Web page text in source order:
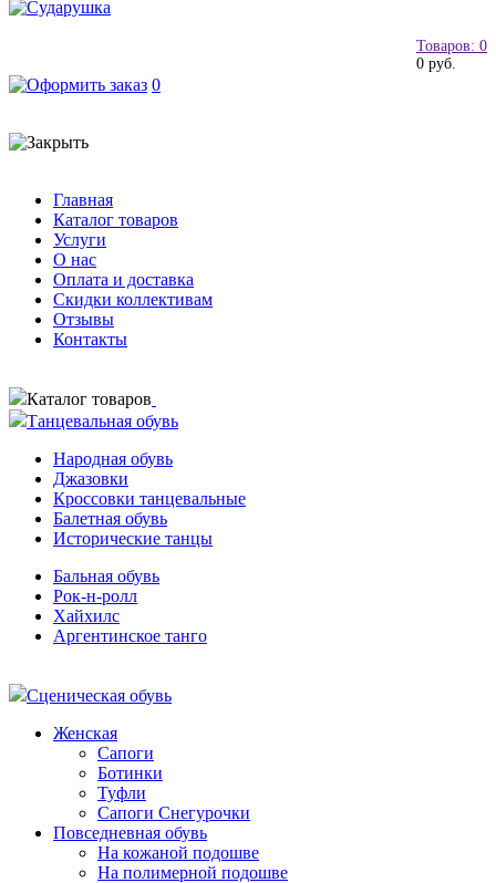
Товаров: 0
0 руб.
0
Главная
Каталог товаров
Услуги
О нас
Оплата и доставка
Скидки коллективам
Отзывы
Контакты
Каталог товаров
Танцевальная обувь
Народная обувь
Джазовки
Кроссовки танцевальные
Балетная обувь
Исторические танцы
Бальная обувь
Рок-н-ролл
Хайхилс
Аргентинское танго
Сценическая обувь
Женская
Сапоги
Ботинки
Туфли
Сапоги Снегурочки
Повседневная обувь
На кожаной подошве
На полимерной подошве